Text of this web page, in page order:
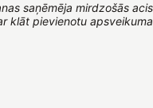
saņēmēja mirdzošās
klāt pievienotu